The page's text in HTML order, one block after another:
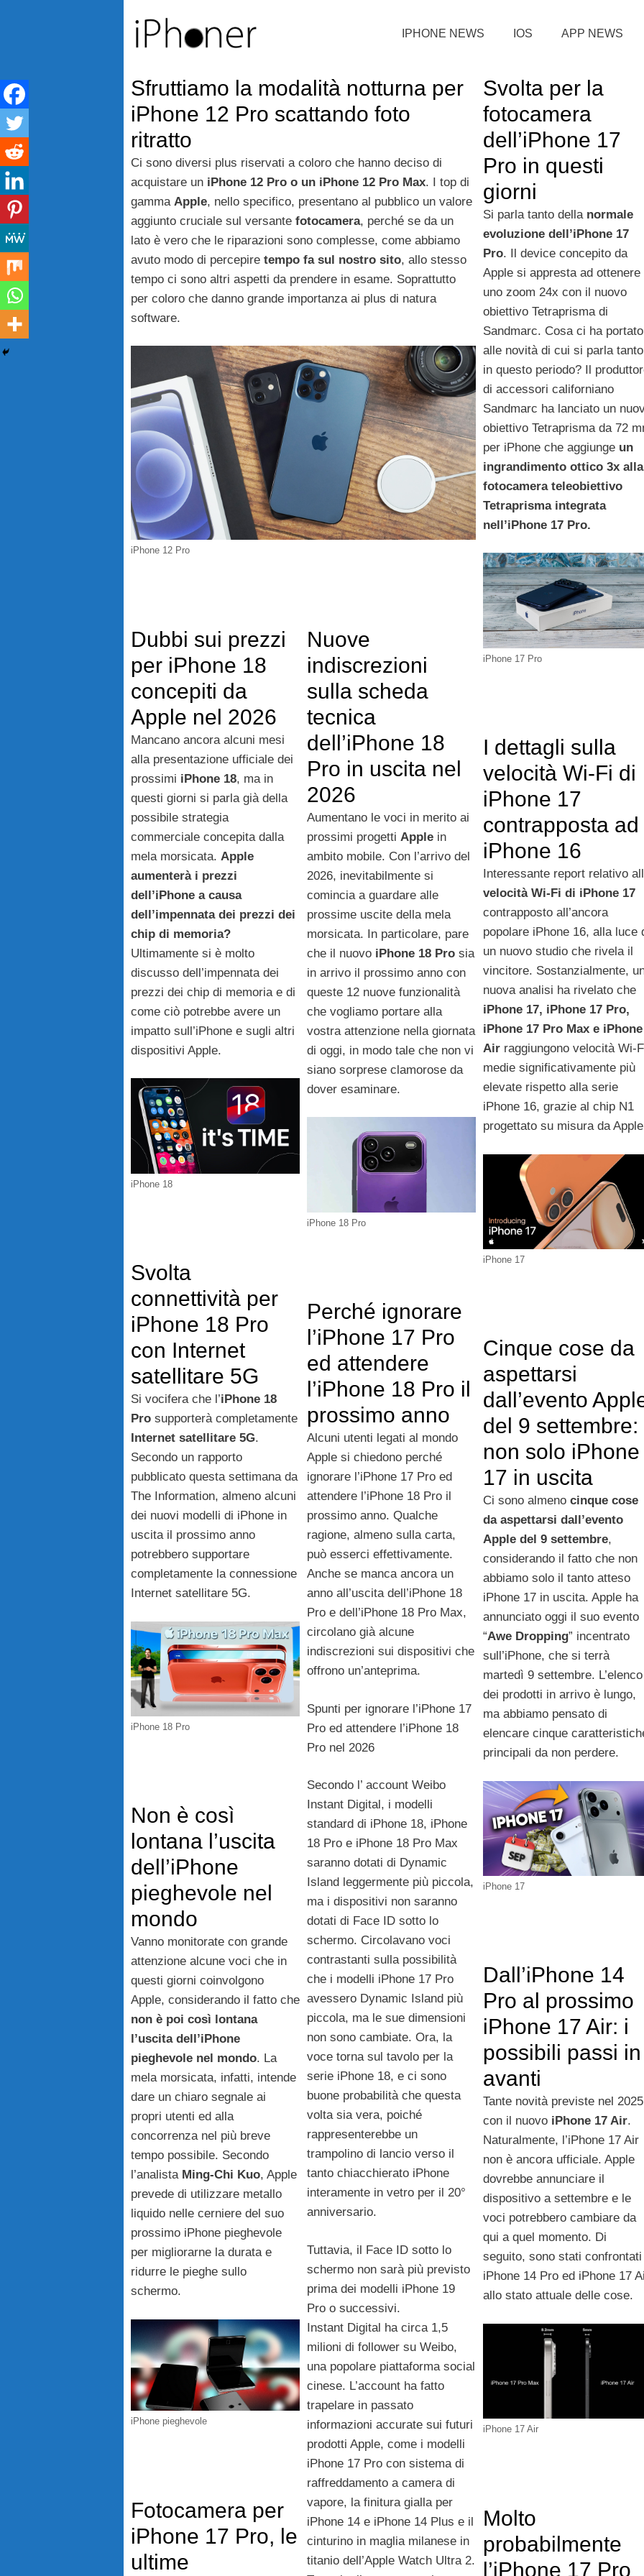
IPHONE NEWS IOS APP NEWS
Sfruttiamo la modalità notturna per
iPhone 12 Pro scattando foto
ritratto
Ci sono diversi plus riservati a coloro che hanno deciso di
acquistare un iPhone 12 Pro o un iPhone 12 Pro Max. I top di
gamma Apple, nello specifico, presentano al pubblico un valore
aggiunto cruciale sul versante fotocamera, perché se da un
lato è vero che le riparazioni sono complesse, come abbiamo
avuto modo di percepire tempo fa sul nostro sito, allo stesso
tempo ci sono altri aspetti da prendere in esame. Soprattutto
per coloro che danno grande importanza ai plus di natura
software.
iPhone 12 Pro
Svolta per la
fotocamera
dell’iPhone 17
Pro in questi
giorni
Si parla tanto della normale
evoluzione dell’iPhone 17
Pro. Il device concepito da
Apple si appresta ad ottenere
uno zoom 24x con il nuovo
obiettivo Tetraprisma di
Sandmarc. Cosa ci ha portato
alle novità di cui si parla tanto
in questo periodo? Il
di accessori californiano
Sandmarc ha lanciato un
obiettivo Tetraprisma da 72
per iPhone che aggiungeun
ingrandimento ottico 3x alla
fotocamera teleobiettivo
Tetraprisma integrata
nell’iPhone 17 Pro.
iPhone 17 Pro
Dubbi sui prezzi
per iPhone 18
concepiti da
Apple nel 2026
Mancano ancora alcuni mesi
alla presentazione ufficiale dei
prossimi iPhone 18, ma in
questi giorni si parla già della
possibile strategia
commerciale concepita dalla
mela morsicata. Apple
aumenterà i prezzi
dell’iPhone a causa
dell’impennata dei prezzi dei
chip di memoria?
Ultimamente si è molto
discusso dell’impennata dei
prezzi dei chip di memoria e di
come ciò potrebbe avere un
impatto sull’iPhone e sugli altri
dispositivi Apple.
iPhone 18
Nuove
indiscrezioni
sulla scheda
tecnica
dell’iPhone 18
Pro in uscita nel
2026
Aumentano le voci in merito ai
prossimi progetti Applein
ambito mobile. Con l’arrivo del
2026, inevitabilmente si
comincia a guardare alle
prossime uscite della mela
morsicata. In particolare, pare
che il nuovo iPhone 18 Prosia
in arrivo il prossimo anno con
queste 12 nuove funzionalità
che vogliamo portare alla
vostra attenzione nella giornata
di oggi, in modo tale che non vi
siano sorprese clamorose da
dover esaminare.
iPhone 18 Pro
I dettagli sulla
velocità Wi-Fi di
iPhone 17
contrapposta ad
iPhone 16
Interessante report relativo
velocità Wi-Fi di iPhone 17
contrapposto all’ancora
popolare iPhone 16, alla luce
un nuovo studio che rivela il
vincitore. Sostanzialmente,
nuova analisi ha rivelato che
iPhone 17, iPhone 17 Pro,
iPhone 17 Pro Max e iPhone
Airraggiungono velocità Wi-
medie significativamente più
elevate rispetto alla serie
iPhone 16, grazie al chip N1
progettato su misura da
iPhone 17
Svolta
connettività per
iPhone 18 Pro
con Internet
satellitare 5G
Si vocifera che l’iPhone 18
Pro supporterà completamente
Internet satellitare 5G.
Secondo un rapporto
pubblicato questa settimana da
The Information, almeno alcuni
dei nuovi modelli di iPhone in
uscita il prossimo anno
potrebbero supportare
completamente la connessione
Internet satellitare 5G.
iPhone 18 Pro
Perché ignorare
l’iPhone 17 Pro
ed attendere
l’iPhone 18 Pro il
prossimo anno
Alcuni utenti legati al mondo
Apple si chiedono perché
ignorare l’iPhone 17 Pro ed
attendere l’iPhone 18 Pro il
prossimo anno. Qualche
ragione, almeno sulla carta,
può esserci effettivamente.
Anche se manca ancora un
anno all’uscita dell’iPhone 18
Pro e dell’iPhone 18 Pro Max,
circolano già alcune
indiscrezioni sui dispositivi che
offrono un’anteprima.
Spunti per ignorare l’iPhone 17
Pro ed attendere l’iPhone 18
Pro nel 2026
Secondo l’ account Weibo
Instant Digital, i modelli
standard di iPhone 18, iPhone
18 Pro e iPhone 18 Pro Max
saranno dotati di Dynamic
Island leggermente più piccola,
ma i dispositivi non saranno
dotati di Face ID sotto lo
schermo. Circolavano voci
contrastanti sulla possibilità
che i modelli iPhone 17 Pro
avessero Dynamic Island più
piccola, ma le sue dimensioni
non sono cambiate. Ora, la
voce torna sul tavolo per la
serie iPhone 18, e ci sono
buone probabilità che questa
volta sia vera, poiché
rappresenterebbe un
trampolino di lancio verso il
tanto chiacchierato iPhone
interamente in vetro per il 20°
anniversario.
Tuttavia, il Face ID sotto lo
schermo non sarà più previsto
prima dei modelli iPhone 19
Pro o successivi.
Instant Digital ha circa 1,5
milioni di follower su Weibo,
una popolare piattaforma social
cinese. L’account ha fatto
trapelare in passato
informazioni accurate sui futuri
prodotti Apple, come i modelli
iPhone 17 Pro con sistema di
raffreddamento a camera di
vapore, la finitura gialla per
iPhone 14 e iPhone 14 Plus e il
cinturino in maglia milanese in
titanio dell’Apple Watch Ultra 2.
Cinque cose da
aspettarsi
dall’evento
del 9 settembre:
non solo iPhone
17 in uscita
Ci sono almenocinque cose
da aspettarsi dall’evento
Apple del 9 settembre,
considerando il fatto che non
abbiamo solo il tanto atteso
iPhone 17 in uscita. Apple ha
annunciato oggi il suo evento
“Awe Dropping” incentrato
sull’iPhone, che si terrà
martedì 9 settembre. L’elenco
dei prodotti in arrivo è lungo,
ma abbiamo pensato di
elencare cinque
principali da non perdere.
iPhone 17
Non è così
lontana l’uscita
dell’iPhone
pieghevole nel
mondo
Vanno monitorate con grande
attenzione alcune voci che in
questi giorni coinvolgono
Apple, considerando il fatto che
non è poi così lontana
l’uscita dell’iPhone
pieghevole nel mondo. La
mela morsicata, infatti, intende
dare un chiaro segnale ai
propri utenti ed alla
concorrenza nel più breve
tempo possibile. Secondo
l’analista Ming-Chi Kuo, Apple
prevede di utilizzare metallo
liquido nelle cerniere del suo
prossimo iPhone pieghevole
per migliorarne la durata e
ridurre le pieghe sullo
schermo.
iPhone pieghevole
Dall’iPhone 14
Pro al prossimo
iPhone 17 Air: i
possibili passi in
avanti
Tante novità previste nel 2025
con il nuovo iPhone 17 Air.
Naturalmente, l’iPhone 17 Air
non è ancora ufficiale. Apple
dovrebbe annunciare il
dispositivo a settembre e le
voci potrebbero cambiare da
qui a quel momento. Di
seguito, sono stati confrontati
iPhone 14 Pro ed iPhone 17
allo stato attuale delle cose.
iPhone 17 Air
Fotocamera per
iPhone 17 Pro, le
ultime
Molto
probabilmente
l’iPhone 17 Pro